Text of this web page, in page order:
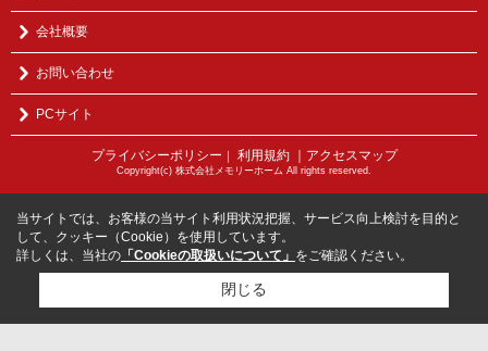
会社概要
お問い合わせ
PCサイト
プライバシーポリシー 利用規約 ｜アクセスマップ
Copyright(c) 株式会社メモリーホーム All rights reserved.
当サイトでは、お客様の当サイト利用状況把握、サービス向上検討を目的と
して、クッキー（Cookie）を使用しています。
詳しくは、当社の 「Cookieの取扱いについて」 をご確認ください。
閉じる